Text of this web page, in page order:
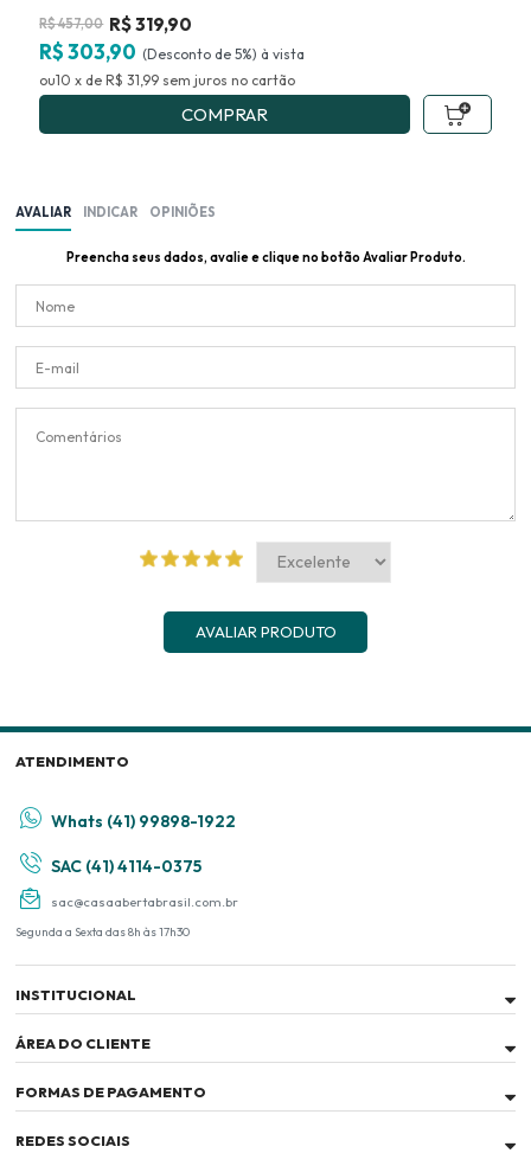
R$457,00 R$319,90
R$ 303,90 (Desconto de 5%)
10 x de R$ 31,99 sem juros no
COMPRAR
AVALIAR INDICAR OPINIÕES
Preencha seus dados, avalie e clique no botão Avaliar Produto.
AVALIAR PRODUTO
ATENDIMENTO
Whats (41) 99898-1922
SAC (41) 4114-0375
sac@casaabertabrasil.com.br
Segunda a Sexta das 8h às 17h30
INSTITUCIONAL
ÁREA DO CLIENTE
FORMAS DE PAGAMENTO
REDES SOCIAIS